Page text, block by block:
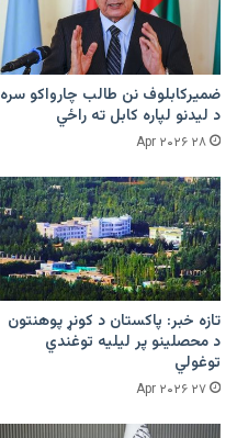
ضمیرکابلوف نن طالب چارواکو سره
د لیدنو لپاره کابل ته راځي
۲۸ Apr ۲۰۲۶
تازه خبر: پاکستان د کونړ پوهنتون
د محصلینو پر لیلیه توغندي
توغولي
۲۷ Apr ۲۰۲۶